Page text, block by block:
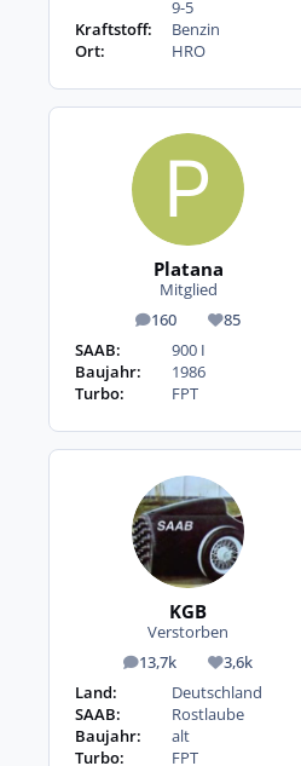
9-5
Kraftstoff:
Benzin
Ort:
HRO
Platana
Mitglied
160
Beiträge 85
Reputation
SAAB:
900 I
Baujahr:
1986
Turbo:
FPT
KGB
Verstorben
13,7k
Beiträge 3,6k
Reputation
Land:
Deutschland
SAAB:
Rostlaube
Baujahr:
alt
Turbo:
FPT